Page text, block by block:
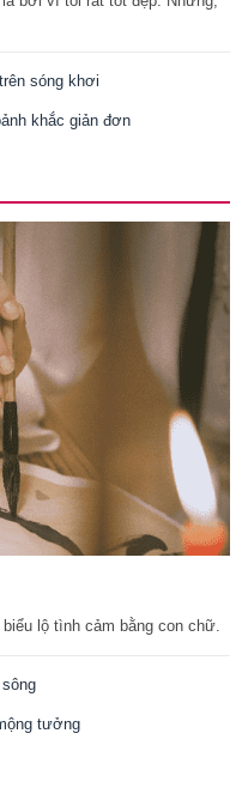
sóng khơi
khắc giản đơn
lộ tình cảm bằng con chữ.
tưởng